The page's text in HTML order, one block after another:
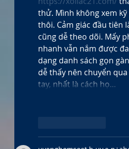
thử. Mình không xem
thôi. Cảm giác đầu tiên
cũng dễ theo dõi. Mấy
nhanh vẫn nắm được
dạng danh sách gọn
dễ thấy nên chuyển
tay, nhất là cách họ…